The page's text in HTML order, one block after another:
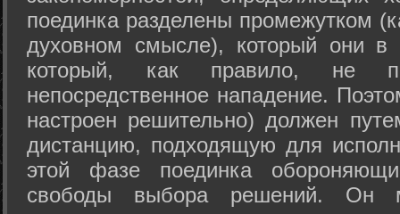
поединка разделены промежутком
духовном смысле), который они в
который, как правило, не
непосредственное нападение.
настроен решительно) должен
дистанцию, подходящую для
этой фазе поединка
свободы выбора решений. Он